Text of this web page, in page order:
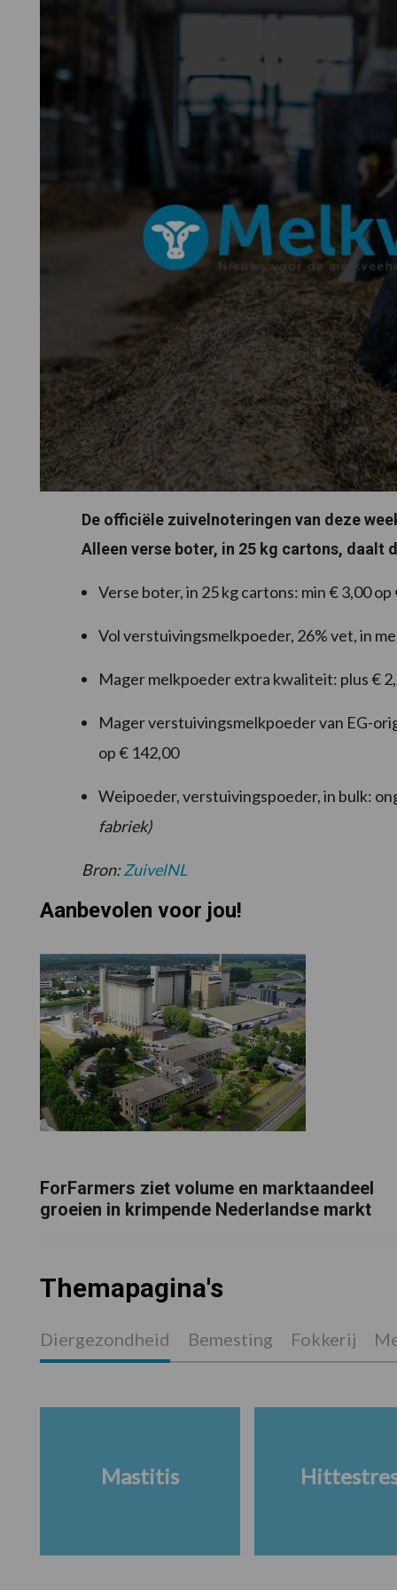
De officiële zuivelnoteringen van deze
Alleen verse boter, in 25 kg cartons, daalt
Verse boter, in 25 kg cartons: min € 3,00 op
Vol verstuivingsmelkpoeder, 26% vet, in
Mager melkpoeder extra kwaliteit: plus €
Mager verstuivingsmelkpoeder van EG-
op € 142,00
Weipoeder, verstuivingspoeder, in bulk:
fabriek)
Bron:ZuivelNL
Aanbevolen voor jou!
ForFarmers ziet volume en marktaandeel
groeien in krimpende Nederlandse markt
Themapagina's
Diergezondheid Bemesting Fokkerij
Mastitis